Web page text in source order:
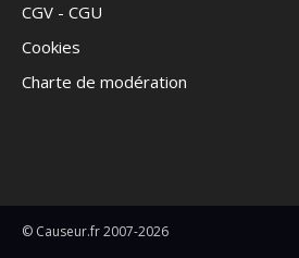
CGV - CGU
Cookies
Charte de modération
© Causeur.fr 2007-2026